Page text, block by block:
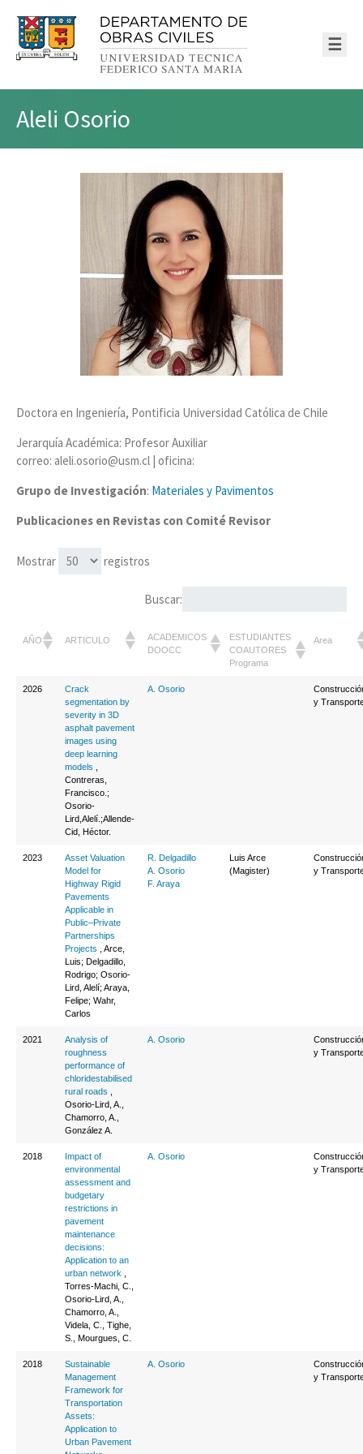
☰
Aleli Osorio
Doctora en Ingeniería, Pontificia Universidad Católica de Chile
Jerarquía Académica: Profesor Auxiliar
correo: aleli.osorio@usm.cl | oficina:
Grupo de Investigación: Materiales y Pavimentos
Publicaciones en Revistas con Comité Revisor
Mostrar registros
Buscar:
AÑO ARTICULO
ACADEMICOS
DOOCC
ESTUDIANTES
COAUTORES
Programa
Area
2026
Crack
segmentation by
severity in 3D
asphalt pavement
images using
deep learning
models
Contreras,
Francisco.;
Osorio-
Lird,Alelí.;Allende-
Cid, Héctor.
A. Osorio
y
2023
Asset Valuation
Model for
Highway Rigid
Pavements
Applicable in
Public–Private
Partnerships
Projects , Arce,
Luis; Delgadillo,
Rodrigo; Osorio-
Lird, Alelí; Araya,
Felipe; Wahr,
Carlos
R. Delgadillo
A. Osorio
F. Araya
Luis Arce
(Magister)
y
2021
Analysis of
roughness
performance of
chloridestabilised
rural roads
Osorio-Lird, A.,
Chamorro, A.,
González A.
A. Osorio
y
2018
Impact of
environmental
assessment and
budgetary
restrictions in
pavement
maintenance
decisions:
Application to an
urban network
Torres-Machi, C.,
Osorio-Lird, A.,
Chamorro, A.,
Videla, C., Tighe,
S., Mourgues, C.
A. Osorio
y
2018
Sustainable
Management
Framework for
Transportation
Assets:
Application to
Urban Pavement
A. Osorio
y